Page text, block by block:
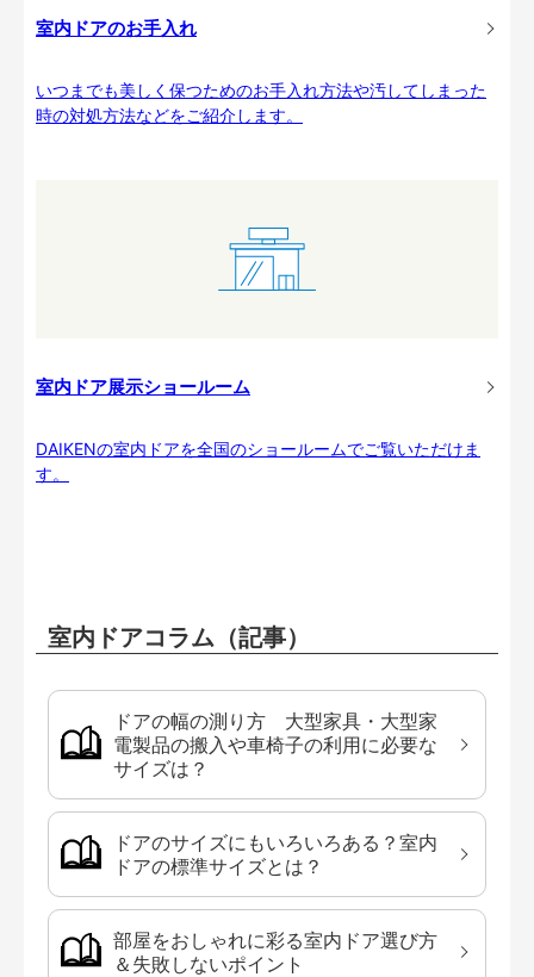
室内ドアのお手入れ
いつまでも美しく保つためのお手入れ方法や汚してしまった
時の対処方法などをご紹介します。
室内ドア展示ショールーム
DAIKENの室内ドアを全国のショールームでご覧いただけま
す。
室内ドアコラム（記事）
ドアの幅の測り方 大型家具・大型家
電製品の搬入や車椅子の利用に必要な
サイズは？
ドアのサイズにもいろいろある？室内
ドアの標準サイズとは？
部屋をおしゃれに彩る室内ドア選び方
＆失敗しないポイント